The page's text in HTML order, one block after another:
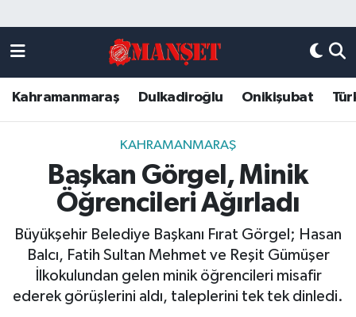
Kahramanmaraş Dulkadiroğlu Onikişubat
KAHRAMANMARAŞ
Başkan Görgel, Minik
Öğrencileri Ağırladı
Büyükşehir Belediye Başkanı Fırat Görgel; Hasan
Balcı, Fatih Sultan Mehmet ve Reşit Gümüşer
İlkokulundan gelen minik öğrencileri misafir
ederek görüşlerini aldı, taleplerini tek tek dinledi.
DULKADİROĞLU
KAHRAMANMARAŞ
ONİKİŞUBAT
Künye
Kahramanmaraş Nöbetçi Eczaneler
Kahramanmaraş Hava Durumu
Kahramanmaraş Trafik Yoğunluk Haritası
Süper Lig Puan Durumu ve Fikstür
Son Dakika Haberleri
Haber Arşivi